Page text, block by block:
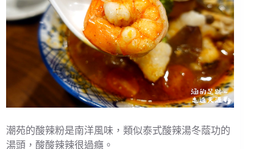
潮苑的酸辣粉是南洋風味，類似泰式酸辣湯冬蔭功的
湯頭，酸酸辣辣很過癮。